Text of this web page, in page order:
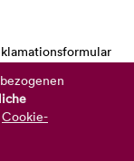
Uhr)
Cookie-